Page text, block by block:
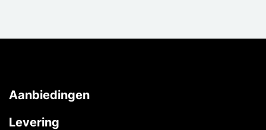
Aanbiedingen
Levering